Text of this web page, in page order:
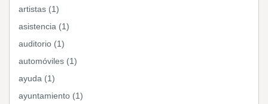
artistas (1)
asistencia (1)
auditorio (1)
automóviles (1)
ayuda (1)
ayuntamiento (1)